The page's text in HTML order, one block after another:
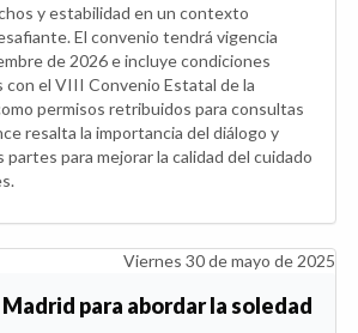
y estabilidad en un contexto
El convenio tendrá vigencia
de 2026 e incluye condiciones
con el VIII Convenio Estatal de la
permisos retribuidos para consultas
resalta la importancia del diálogo y
para mejorar la calidad del cuidado
Viernes 30 de mayo de 2025
para abordar la soledad